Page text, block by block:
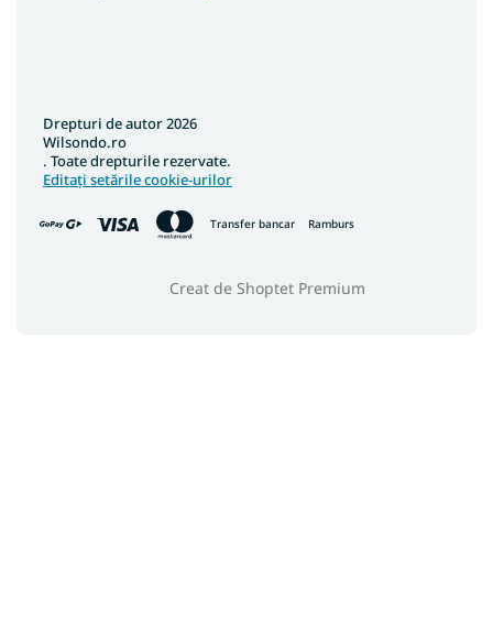
Transfer bancar Ramburs
Creat de Shoptet Premium
Drepturi de autor 2026
Wilsondo.ro
. Toate drepturile rezervate.
Editați setările cookie-urilor